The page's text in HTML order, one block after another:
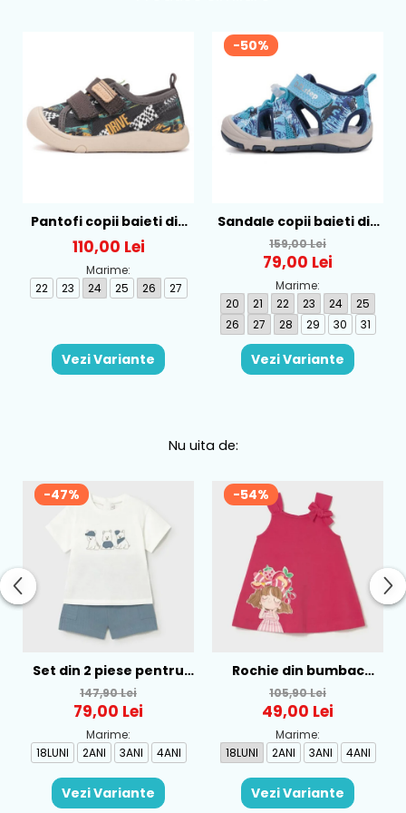
de la picioare, creșterea corespunzătoare a acestora și
fixarea acestora pe durata deplasării. Înălțimea
picioarelor copiilor.
Pantofi copii baieti din
textil DD Step - C100-
61391
110,00 Lei
Marime:
22
23 24 25 26 27
Vezi Variante
-50%
Sandale copii baieti din
canvas DD Step,
Albastru - G065-61146
159,00 Lei
79,00 Lei
Marime:
20
21 22 23 24
25
26
27 28 29 30 31
Vezi Variante
Nu uita de:
-47%
Set din 2 piese pentru
baieti Mayoral, Alb-
Albastru - 1665-31
147,90 Lei
79,00 Lei
Marime:
18LUNI
2ANI 3ANI 4ANI
Vezi Variante
-54%
Rochie din bumbac
pentru fete Mayoral,
Rosu - 1930-069
105,90 Lei
49,00 Lei
Marime:
18LUNI
2ANI 3ANI 4ANI
Vezi Variante